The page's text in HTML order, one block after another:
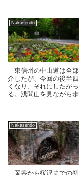
Nakasendo
東信州の中山道は全
介したが、今回の後半
くなり、それにしたが
る。浅間山を見ながら
Nakasendo
岡谷から桜沢までの